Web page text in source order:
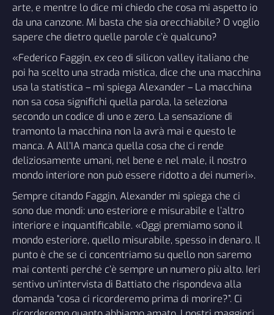
arte, e mentre lo dice mi chiedo che cosa mi aspetto io
da una canzone. Mi basta che sia orecchiabile? O voglio
sapere che dietro quelle parole c’è qualcuno?
«Federico Faggin, ex ceo di silicon valley italiano che
poi ha scelto una strada mistica, dice che una macchina
usa la statistica – mi spiega Alexander – La macchina
non sa cosa significhi quella parola, la seleziona
secondo un codice di uno e zero. La sensazione di
tramonto la macchina non la avrà mai e questo le
manca. A All’IA manca quella cosa che ci rende
deliziosamente umani, nel bene e nel male, il nostro
mondo interiore non può essere ridotto a dei numeri».
Sempre citando Faggin, Alexander mi spiega che ci
sono due mondi: uno esteriore e misurabile e l’altro
interiore e inquantificabile. «Oggi premiamo sono il
mondo esteriore, quello misurabile, spesso in denaro. Il
punto è che se ci concentriamo su quello non saremo
mai contenti perché c’è sempre un numero più alto. Ieri
sentivo un’intervista di Battiato che rispondeva alla
domanda “cosa ci ricorderemo prima di morire?”. Ci